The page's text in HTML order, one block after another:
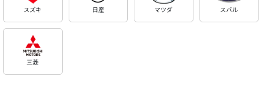
スズキ 日産 マツダ スバル
三菱